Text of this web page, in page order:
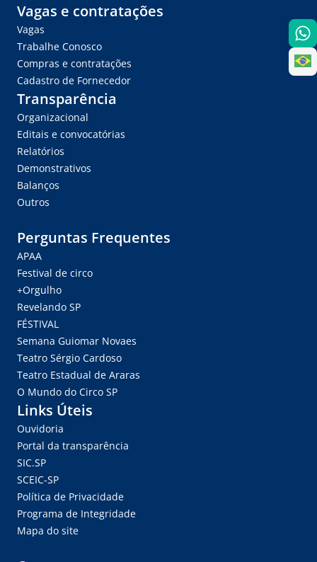
Vagas e contratações
Vagas
Trabalhe Conosco
Compras e contratações
Cadastro de Fornecedor
Transparência
Organizacional
Editais e convocatórias
Relatórios
Demonstrativos
Balanços
Outros
Perguntas Frequentes
APAA
Festival de circo
+Orgulho
Revelando SP
FÉSTIVAL
Semana Guiomar Novaes
Teatro Sérgio Cardoso
Teatro Estadual de Araras
O Mundo do Circo SP
Links Úteis
Ouvidoria
Portal da transparência
SIC.SP
SCEIC-SP
Política de Privacidade
Programa de Integridade
Mapa do site